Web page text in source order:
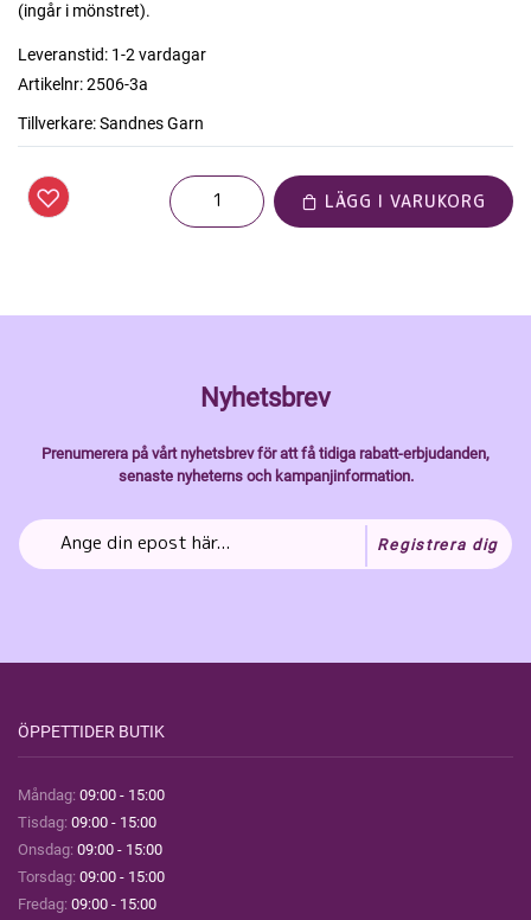
(ingår i mönstret).
Leveranstid: 1-2 vardagar
Artikelnr:2506-3a
Tillverkare:Sandnes Garn
LÄGG I VARUKORG
Nyhetsbrev
Prenumerera på vårt nyhetsbrev för att få tidiga rabatt-erbjudanden,
senaste nyheterns och kampanjinformation.
Registrera dig
ÖPPETTIDER BUTIK
Måndag: 09:00 - 15:00
Tisdag: 09:00 - 15:00
Onsdag: 09:00 - 15:00
Torsdag: 09:00 - 15:00
Fredag: 09:00 - 15:00